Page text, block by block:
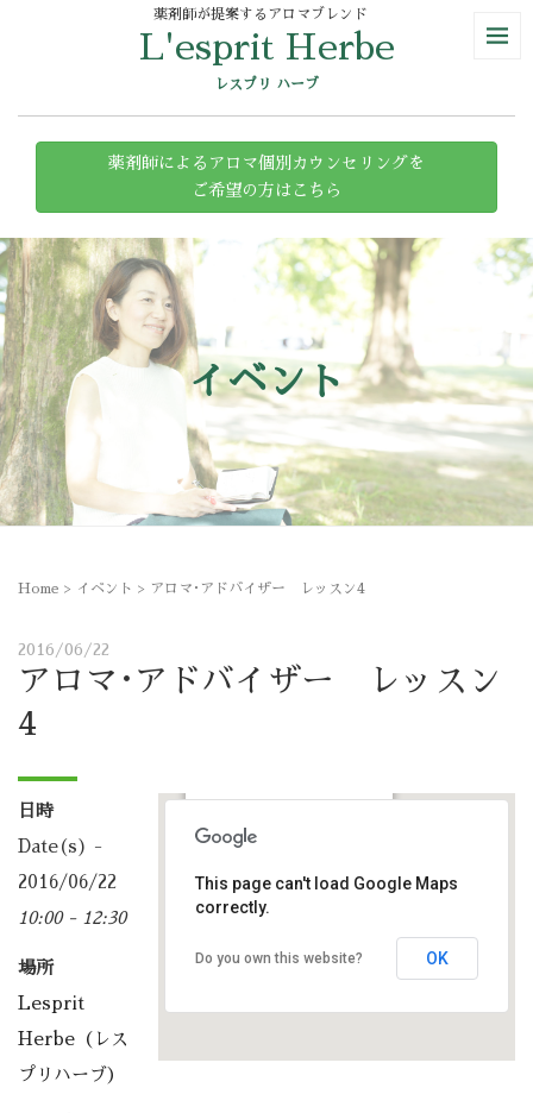
薬剤師が提案するアロマブレンド
L'esprit Herbe
レスプリ ハーブ
薬剤師によるアロマ個別カウンセリングを
ご希望の方はこちら
イベント
Home > イベント > アロマ･アドバイザー レッスン4
2016/06/22
アロマ･アドバイザー レッスン
4
Lesprit Herbe（レスプリハ
那加桜町1丁目115-2 - 各務原
予定表
This page can't load Google Maps
correctly.
Do you own this website? OK
日時
Date(s) -
2016/06/22
10:00 - 12:30
場所
Lesprit
Herbe（レス
プリハーブ）